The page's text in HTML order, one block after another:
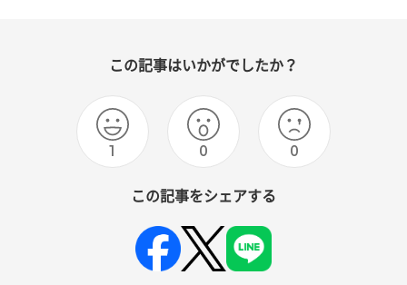
この記事はいかがでしたか？
1 0 0
この記事をシェアする